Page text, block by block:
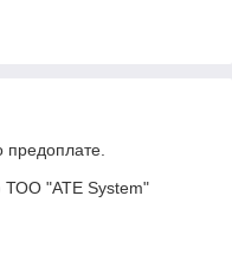
предоплате.
ТОО "ATE System"